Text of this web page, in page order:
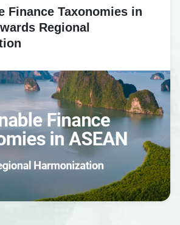
Finance Taxonomies in
Regional